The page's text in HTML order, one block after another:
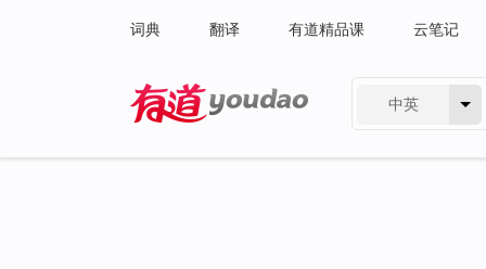
词典 翻译 有道精品课 云笔记
中英